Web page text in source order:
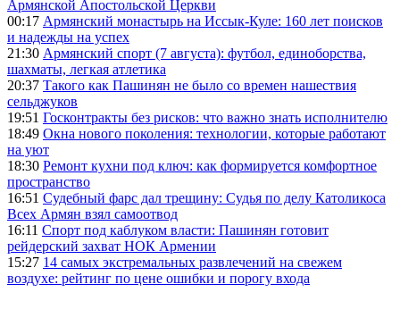
Армянской Апостольской Церкви
00:17 Армянский монастырь на Иссык-Куле: 160 лет поисков
и надежды на успех
21:30 Армянский спорт (7 августа): футбол, единоборства,
шахматы, легкая атлетика
20:37 Такого как Пашинян не было со времен нашествия
сельджуков
19:51 Госконтракты без рисков: что важно знать исполнителю
18:49 Окна нового поколения: технологии, которые работают
на уют
18:30 Ремонт кухни под ключ: как формируется комфортное
пространство
16:51 Судебный фарс дал трещину: Судья по делу Католикоса
Всех Армян взял самоотвод
16:11 Спорт под каблуком власти: Пашинян готовит
рейдерский захват НОК Армении
15:27 14 самых экстремальных развлечений на свежем
воздухе: рейтинг по цене ошибки и порогу входа